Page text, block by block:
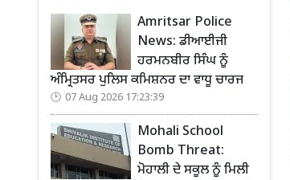
Amritsar Police
News: ਡੀਆਈਜੀ
ਹਰਮਨਬੀਰ ਸਿੰਘ ਨੂੰ
ਅੰਮ੍ਰਿਤਸਰ ਪੁਲਿਸ ਕਮਿਸ਼ਨਰ ਦਾ ਵਾਧੂ ਚਾਰਜ
07 Aug 2026 17:23:39
Mohali School
Bomb Threat:
ਮੋਹਾਲੀ ਦੇ ਸਕੂਲ ਨੂੰ ਮਿਲੀ